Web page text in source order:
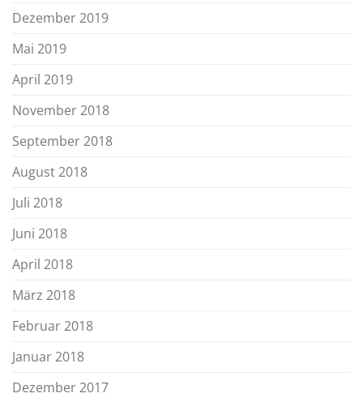
Dezember 2019
Mai 2019
April 2019
November 2018
September 2018
August 2018
Juli 2018
Juni 2018
April 2018
März 2018
Februar 2018
Januar 2018
Dezember 2017